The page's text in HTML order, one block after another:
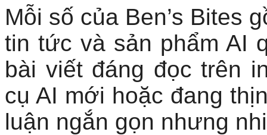
Mỗi số của Ben’s Bites
tin tức và sản phẩm AI
bài viết đáng đọc trên
cụ AI mới hoặc đang
luận ngắn gọn nhưng